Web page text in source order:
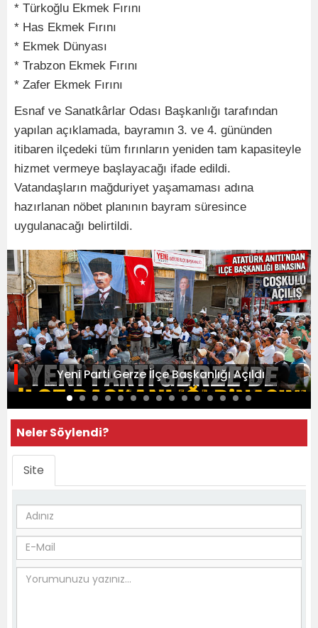
* Türkoğlu Ekmek Fırını
* Has Ekmek Fırını
* Ekmek Dünyası
* Trabzon Ekmek Fırını
* Zafer Ekmek Fırını
Esnaf ve Sanatkârlar Odası Başkanlığı tarafından
yapılan açıklamada, bayramın 3. ve 4. gününden
itibaren ilçedeki tüm fırınların yeniden tam kapasiteyle
hizmet vermeye başlayacağı ifade edildi.
Vatandaşların mağduriyet yaşamaması adına
hazırlanan nöbet planının bayram süresince
uygulanacağı belirtildi.
Yeni Parti Gerze İlçe Başkanlığı Açıldı
Neler Söylendi?
Site